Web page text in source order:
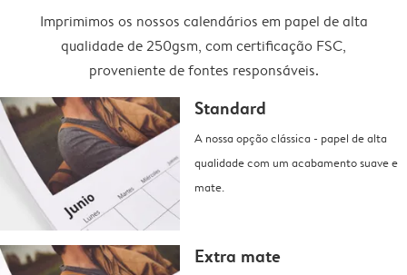
Imprimimos os nossos calendários em papel de alta
qualidade de 250gsm, com certificação FSC,
proveniente de fontes responsáveis.
Standard
A nossa opção clássica - papel de alta
qualidade com um acabamento suave e
mate.
Extra mate